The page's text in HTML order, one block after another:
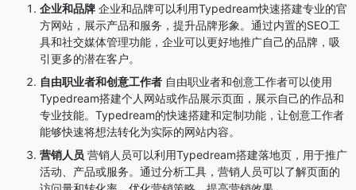
企业和品牌 企业和品牌可以利用Typedream快速搭建专业的官
方网站，展示产品和服务，提升品牌形象。通过内置的SEO工
具和社交媒体管理功能，企业可以更好地推广自己的品牌，吸
引更多的潜在客户。
自由职业者和创意工作者 自由职业者和创意工作者可以使用
Typedream搭建个人网站或作品展示页面，展示自己的作品和
专业技能。Typedream的快速搭建和定制功能，让创意工作者
能够快速将想法转化为实际的网站内容。
营销人员 营销人员可以利用Typedream搭建落地页，用于推广
活动、产品或服务。通过分析工具，营销人员可以了解页面的